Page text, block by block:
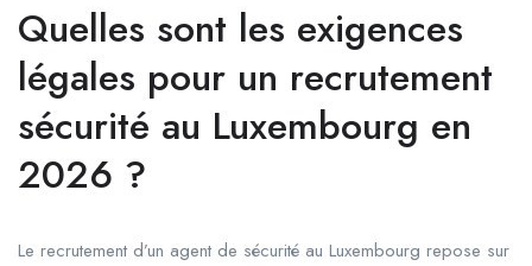
Quelles sont les exigences
légales pour un recrutement
sécurité au Luxembourg en
2026 ?
Le recrutement d’un agent de sécurité au Luxembourg repose sur